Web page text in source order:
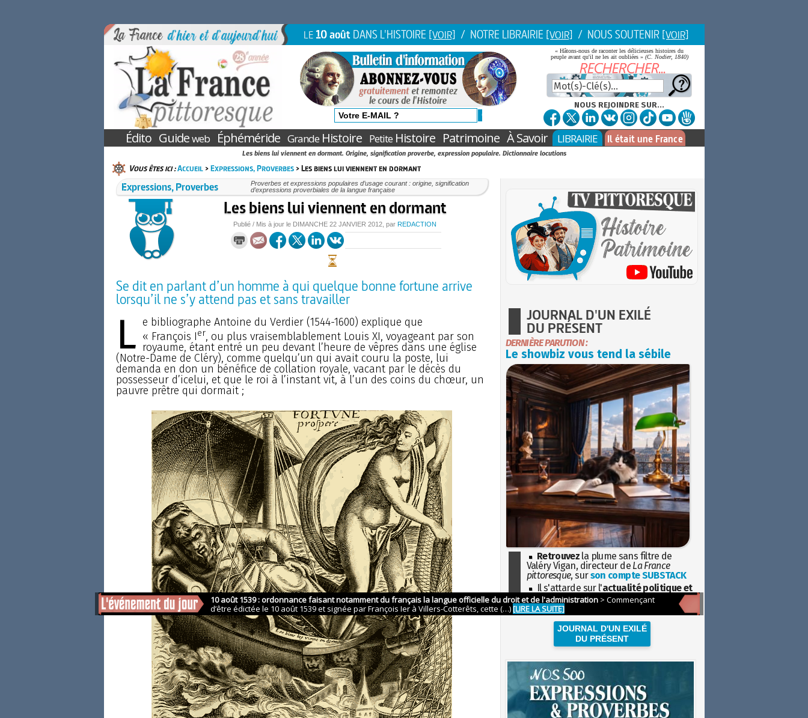
LE10 août DANS L'HISTOIRE [VOIR] / NOTRE LIBRAIRIE [VOIR] / NOUS SOUTENIR [VOIR]
« Hâtons-nous de raconter les délicieuses histoires du
peuple avant qu'il ne les ait oubliées » (C. Nodier, 1840)
NOUS REJOINDRE SUR...
Édito Guideweb Éphéméride GrandeHistoire PetiteHistoire Patrimoine À Savoir LIBRAIRIE Il était une France
Les biens lui viennent en dormant. Origine, signification proverbe, expression populaire. Dictionnaire locutions
Vous êtes ici :Accueil>Expressions, Proverbes> Les biens lui viennent en dormant
Expressions, Proverbes
Proverbes et expressions populaires d’usage courant : origine, signification
d’expressions proverbiales de la langue française
Les biens lui viennent en dormant
Publié / Mis à jour le DIMANCHE 22 JANVIER 2012 , par REDACTION
Se dit en parlant d’un homme à qui quelque bonne fortune arrive
lorsqu’il ne s’y attend pas et sans travailler
L e bibliographe Antoine du Verdier (1544-1600) explique que
« François Ier, ou plus vraisemblablement Louis XI, voyageant par son
royaume, étant entré un peu devant l’heure de vêpres dans une église
(Notre-Dame de Cléry), comme quelqu’un qui avait couru la poste, lui
demanda en don un bénéfice de collation royale, vacant par le décès du
possesseur d’icelui, et que le roi à l’instant vit, à l’un des coins du chœur, un
pauvre prêtre qui dormait ;
JOURNAL D'UN EXILÉ
DU PRÉSENT
DERNIÈRE PARUTION :
Le showbiz vous tend la sébile
Retrouvez la plume sans filtre de
Valéry Vigan, directeur de La France
pittoresque, surson compte SUBSTACK
Il s'attarde sur l'actualité politique et
sociétaleavec la hauteur de vue de
l'Histoire
JOURNAL D'UN EXILÉ
DU PRÉSENT